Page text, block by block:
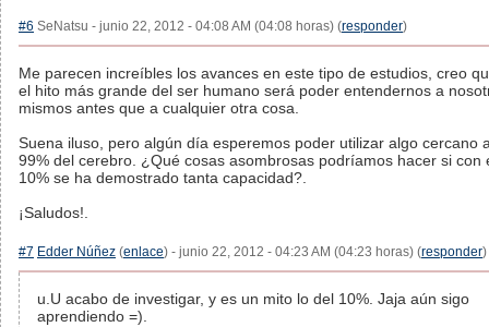
#6 SeNatsu - junio 22, 2012 - 04:08 AM (04:08 horas) (responder)
Me parecen increíbles los avances en este tipo de estudios, creo
el hito más grande del ser humano será poder entendernos a
mismos antes que a cualquier otra cosa.
Suena iluso, pero algún día esperemos poder utilizar algo cercano
99% del cerebro. ¿Qué cosas asombrosas podríamos hacer si con
10% se ha demostrado tanta capacidad?.
¡Saludos!.
#7 Edder Núñez (enlace) - junio 22, 2012 - 04:23 AM (04:23 horas) (responder)
u.U acabo de investigar, y es un mito lo del 10%. Jaja aún sigo
aprendiendo =).